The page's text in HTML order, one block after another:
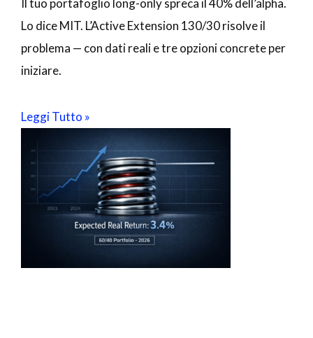
Il tuo portafoglio long-only spreca il 40% dell’alpha.
Lo dice MIT. L’Active Extension 130/30 risolve il
problema — con dati reali e tre opzioni concrete per
iniziare.
Leggi Tutto »